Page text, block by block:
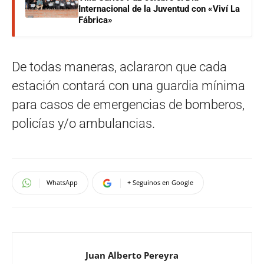
Internacional de la Juventud con «Viví La
Fábrica»
De todas maneras, aclararon que cada
estación contará con una guardia mínima
para casos de emergencias de bomberos,
policías y/o ambulancias.
WhatsApp + Seguinos en Google
Juan Alberto Pereyra